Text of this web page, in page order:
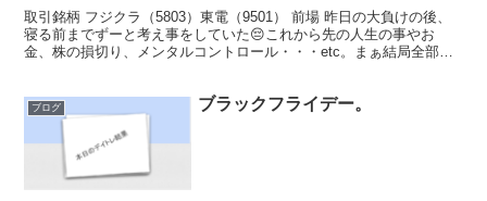
取引銘柄 フジクラ（5803）東電（9501） 前場 昨日の大負けの後、
寝る前までずーと考え事をしていた😔これから先の人生の事やお
金、株の損切り、メンタルコントロール・・・etc。まぁ結局全部お
ブログ ブラックフライデー。